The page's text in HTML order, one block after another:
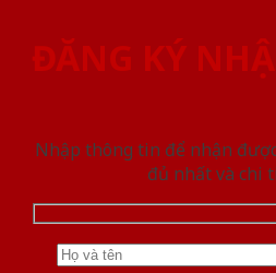
ĐĂNG KÝ
Nhập thông tin để nhận
đủ nhất và chi